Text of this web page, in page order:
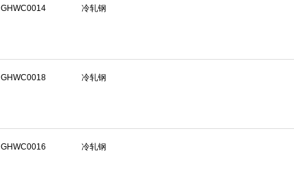
GHWC0014 冷轧钢
GHWC0018 冷轧钢
GHWC0016 冷轧钢